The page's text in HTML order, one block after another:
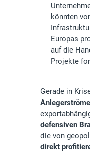
könnten
Europas
auf die
Projekte
Gerade in
Anlegerströme
defensiven
die von
direkt